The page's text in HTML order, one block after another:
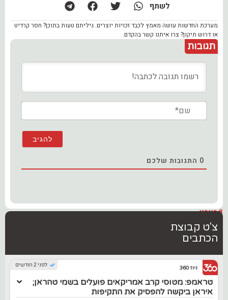
לשתף
מערכת החדשות עושה מאמץ לכבד זכויות יוצרים. גיליתם טעות בתוכן? חסר קרדיט
או דרוש תיקון? צרו איתנו קשר בהקדם.
תגובות
0 התגובות שלכם
#בארץ
צ'ט קבוצת
הכתבים
לפני 2 חודשים ניוז 360
טראמפ: מטוסי קרב אמריקאים פועלים בשמי טהראן;
איראן ביקשה להפסיק את התקיפות